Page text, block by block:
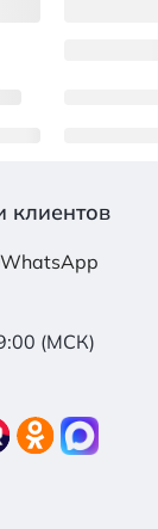
WhatsApp
(МСК)